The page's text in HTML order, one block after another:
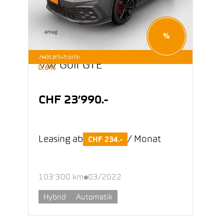
Jetzt profitieren
%
E-OCCASIONEN LEASING AB
0.6%
VW Golf GTE
CHF 23’990.-
Leasing ab CHF 234.- / Monat
103’300 km 03/2022
Hybrid Automatik